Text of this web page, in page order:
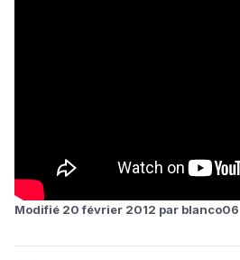
Modifié 20 février 2012 par blanco06